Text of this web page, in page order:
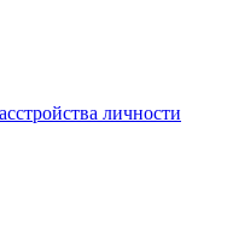
личности